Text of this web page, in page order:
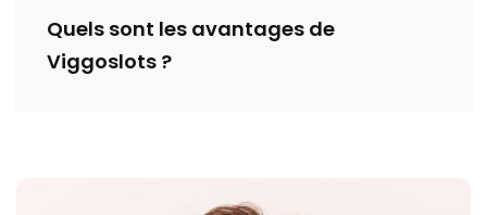
Quels sont les avantages de
Viggoslots ?